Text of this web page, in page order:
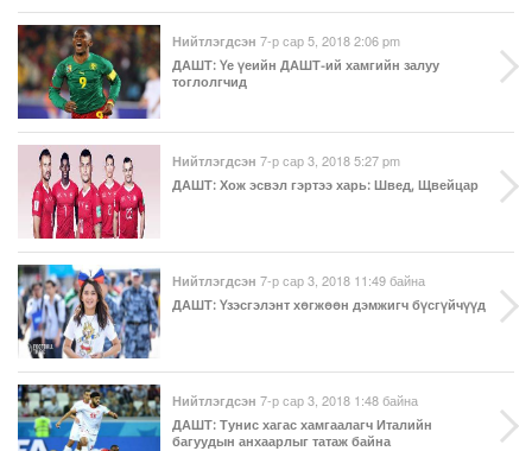
Нийтлэгдсэн 7-р сар 5, 2018 2:06 pm
ДАШТ: Үе үеийн ДАШТ-ий хамгийн залуу
тоглолгчид
Нийтлэгдсэн 7-р сар 3, 2018 5:27 pm
ДАШТ: Хож эсвэл гэртээ харь: Швед, Щвейцар
Нийтлэгдсэн 7-р сар 3, 2018 11:49 байна
ДАШТ: Үзэсгэлэнт хөгжөөн дэмжигч бүсгүйчүүд
Нийтлэгдсэн 7-р сар 3, 2018 1:48 байна
ДАШТ: Тунис хагас хамгаалагч Италийн
багуудын анхаарлыг татаж байна